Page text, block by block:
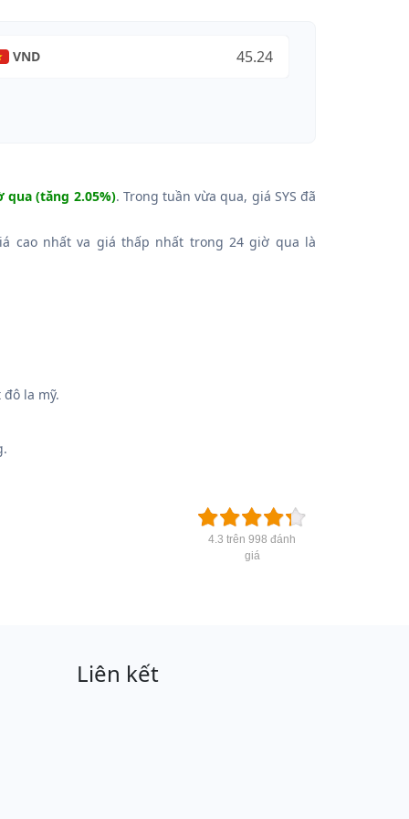
VND
(tăng 2.05%). Trong tuần vừa qua, giá SYS đã
cao nhất va giá thấp nhất trong 24 giờ qua là
la mỹ.
4.3 trên 998 đánh
giá
Liên kết